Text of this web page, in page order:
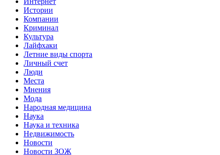
Истории
Компании
Криминал
Культура
Лайфхаки
Летние виды спорта
Личный счет
Люди
Места
Мнения
Мода
Народная медицина
Наука
Наука и техника
Недвижимость
Новости
Новости ЗОЖ